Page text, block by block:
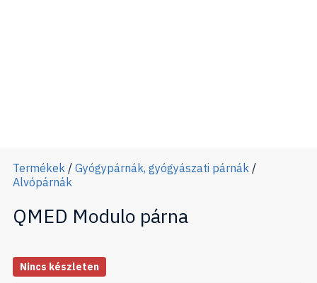
Termékek / Gyógypárnák, gyógyászati párnák /
Alvópárnák
QMED Modulo párna
Nincs készleten